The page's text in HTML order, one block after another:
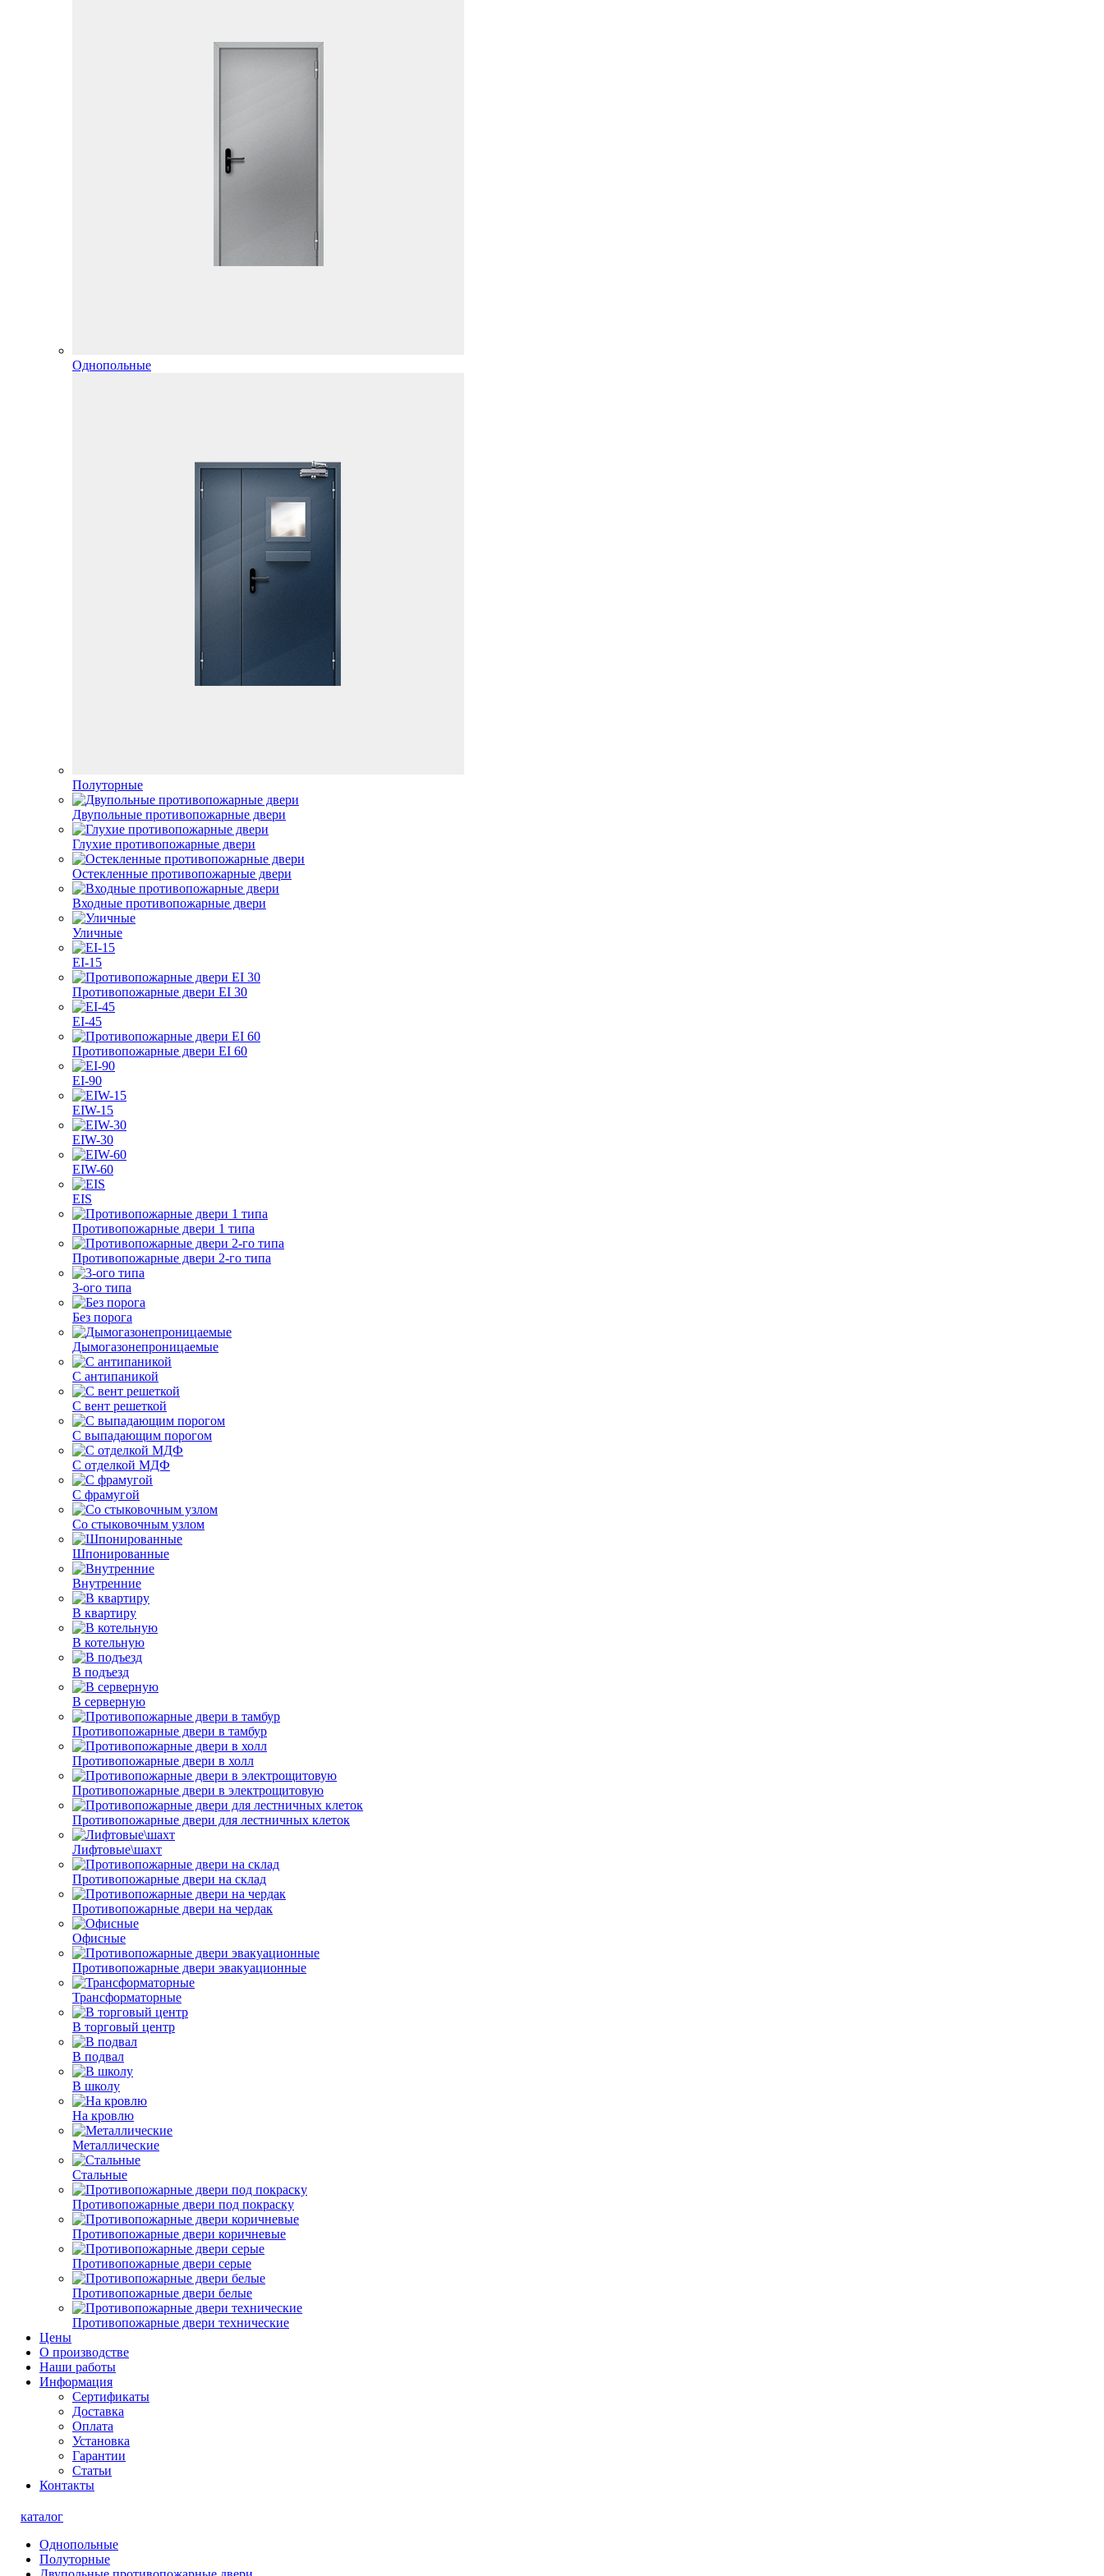
Однопольные
Полуторные
Двупольные противопожарные двери
Глухие противопожарные двери
Остекленные противопожарные двери
Входные противопожарные двери
Уличные
EI-15
Противопожарные двери EI 30
EI-45
Противопожарные двери EI 60
EI-90
EIW-15
EIW-30
EIW-60
EIS
Противопожарные двери 1 типа
Противопожарные двери 2-го типа
3-ого типа
Без порога
Дымогазонепроницаемые
С антипаникой
С вент решеткой
С выпадающим порогом
С отделкой МДФ
С фрамугой
Со стыковочным узлом
Шпонированные
Внутренние
В квартиру
В котельную
В подъезд
В серверную
Противопожарные двери в тамбур
Противопожарные двери в холл
Противопожарные двери в электрощитовую
Противопожарные двери для лестничных клеток
Лифтовые\шахт
Противопожарные двери на склад
Противопожарные двери на чердак
Офисные
Противопожарные двери эвакуационные
Трансформаторные
В торговый центр
В подвал
В школу
На кровлю
Металлические
Стальные
Противопожарные двери под покраску
Противопожарные двери коричневые
Противопожарные двери серые
Противопожарные двери белые
Противопожарные двери технические
Цены
О производстве
Наши работы
Информация
Сертификаты
Доставка
Оплата
Установка
Гарантии
Статьи
Контакты
каталог
Однопольные
Полуторные